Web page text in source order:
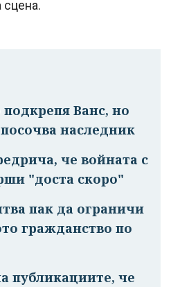
сцена.
Ванс, но
наследник
че войната с
"доста скоро"
пак да ограничи
гражданство по
публикациите, че